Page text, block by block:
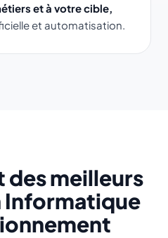
et à votre cible,
et automatisation.
des meilleurs
Informatique